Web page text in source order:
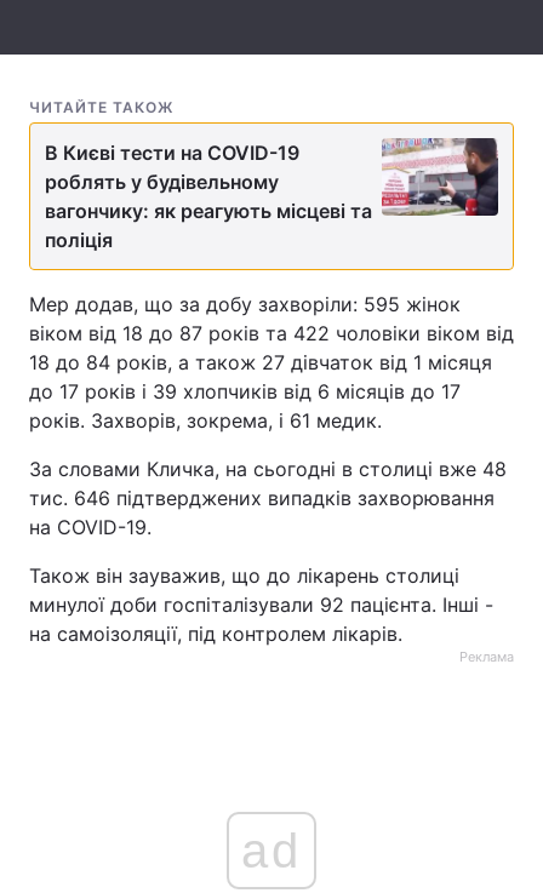
Послуги
Тема оформлення
ЧИТАЙТЕ ТАКОЖ
В Києві тести на COVID-19
роблять у будівельному
вагончику: як реагують місцеві та
поліція
Мер додав, що за добу захворіли: 595 жінок
віком від 18 до 87 років та 422 чоловіки віком від
18 до 84 років, а також 27 дівчаток від 1 місяця
до 17 років і 39 хлопчиків від 6 місяців до 17
років. Захворів, зокрема, і 61 медик.
За словами Кличка, на сьогодні в столиці вже 48
тис. 646 підтверджених випадків захворювання
на COVID-19.
Також він зауважив, що до лікарень столиці
минулої доби госпіталізували 92 пацієнта. Інші -
на самоізоляції, під контролем лікарів.
Реклама
ad